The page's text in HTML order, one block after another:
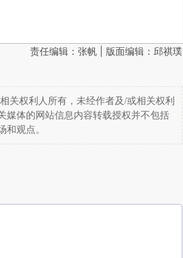
责任编辑：张帆 | 版面编辑：邱祺璞
关权利人所有，未经作者及/或相关权利
媒体的网站信息内容转载授权并不包括
和观点。